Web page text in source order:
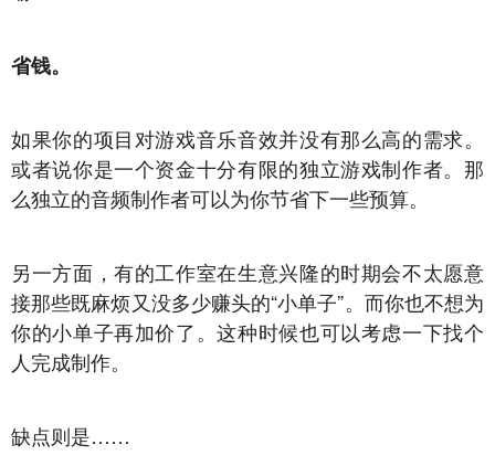
省钱。
如果你的项目对游戏音乐音效并没有那么高的需求。
或者说你是一个资金十分有限的独立游戏制作者。那
么独立的音频制作者可以为你节省下一些预算。
另一方面，有的工作室在生意兴隆的时期会不太愿意
接那些既麻烦又没多少赚头的“小单子”。而你也不想为
你的小单子再加价了。这种时候也可以考虑一下找个
人完成制作。
缺点则是……